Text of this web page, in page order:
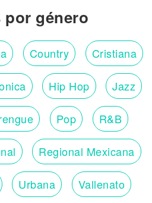
por género
Country Cristiana
Hip Hop Jazz
Pop R&B
Regional Mexicana
Urbana Vallenato